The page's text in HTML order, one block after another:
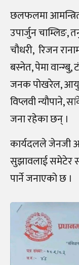
छलफलमा आमन्त्रित
उपार्जुन चाम्लिङ,
चौधरी, रिजन
बस्नेत, पेमा
जनक पोखरेल,
विप्लवी न्यौपाने,
जना रहेका छन् ।
कार्यदलले जेनजी
सुझावलाई समेटेर
पार्ने जनाएको छ ।